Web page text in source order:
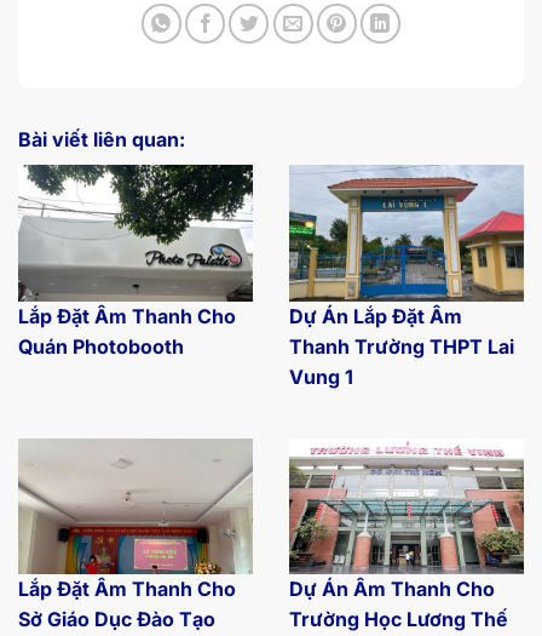
Bài viết liên quan:
Lắp Đặt Âm Thanh Cho
Quán Photobooth
Dự Án Lắp Đặt Âm
Thanh Trường THPT Lai
Vung 1
Lắp Đặt Âm Thanh Cho
Sở Giáo Dục Đào Tạo
Dự Án Âm Thanh Cho
Trường Học Lương Thế